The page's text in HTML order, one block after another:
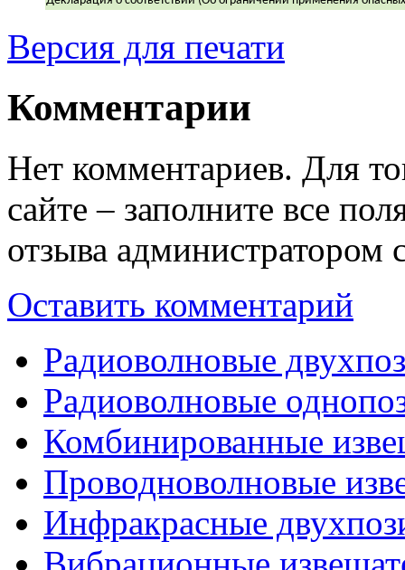
Версия для печати
Комментарии
Нет комментариев. Для
сайте – заполните все
отзыва администратором
Оставить комментарий
Радиоволновые
Радиоволновые
Комбинированные
Проводноволновые
Инфракрасные